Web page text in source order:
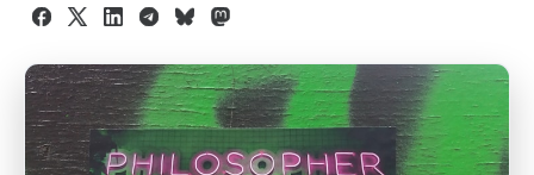
Facebook
X LinkedInTelegram
BlueskyMastodon